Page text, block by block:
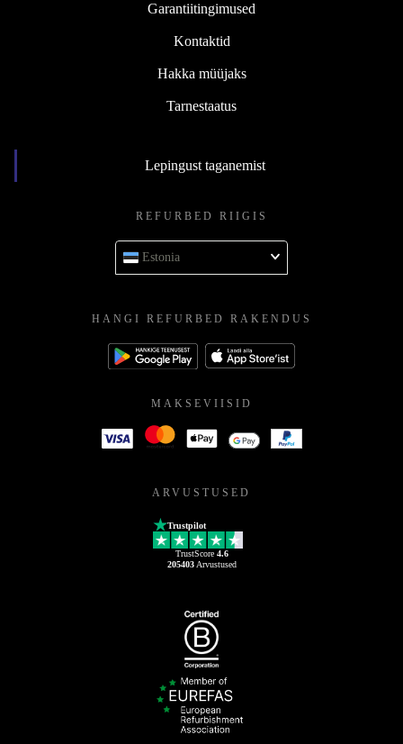
Garantiitingimused
Kontaktid
Hakka müüjaks
Tarnestaatus
Lepingust taganemist
REFURBED RIIGIS
Estonia
HANGI REFURBED RAKENDUS
MAKSEVIISID
ARVUSTUSED
Trustpilot
TrustScore 4.6
205403Arvustused